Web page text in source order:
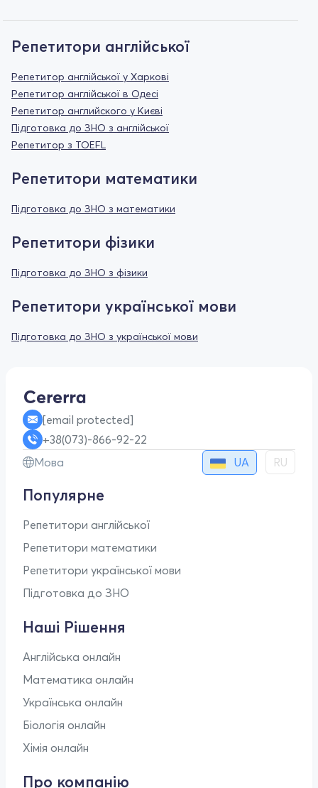
Репетитори англійської
Репетитор англійської у Харкові
Репетитор англійської в Одесі
Репетитор английского у Києві
Підготовка до ЗНО з англійської
Репетитор з TOEFL
Репетитори математики
Підготовка до ЗНО з математики
Репетитори фізики
Підготовка до ЗНО з фізики
Репетитори української мови
Підготовка до ЗНО з української мови
[email protected]
+38(073)-866-92-22
Мова
UA RU
Популярне
Репетитори англійської
Репетитори математики
Репетитори української мови
Підготовка до ЗНО
Наші Рішення
Англійська онлайн
Математика онлайн
Українська онлайн
Біологія онлайн
Хімія онлайн
Про компанію